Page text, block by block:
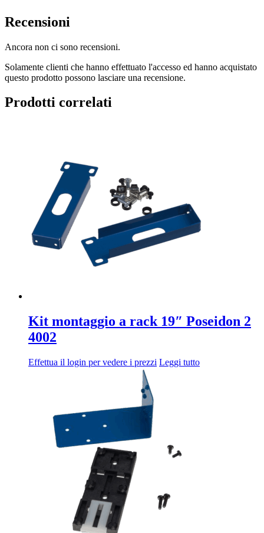
Recensioni
Ancora non ci sono recensioni.
Solamente clienti che hanno effettuato l'accesso ed hanno acquistato
questo prodotto possono lasciare una recensione.
Prodotti correlati
Kit montaggio a rack 19″ Poseidon 2
4002
Effettua il login per vedere i prezzi Leggi tutto